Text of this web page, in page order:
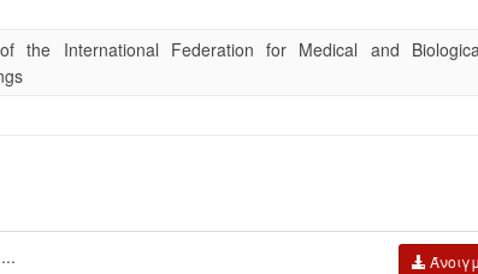
the International Federation for Medical and